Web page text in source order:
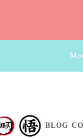
BLOG